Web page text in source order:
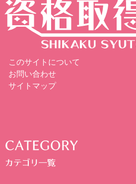
このサイトについて
お問い合わせ
サイトマップ